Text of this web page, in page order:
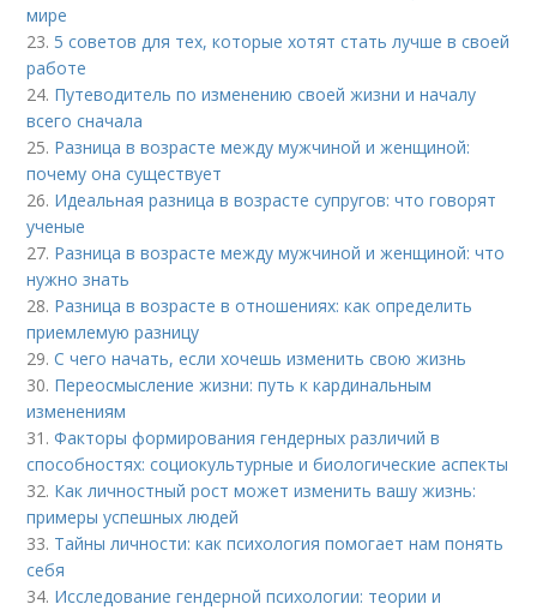
мире
23. 5 советов для тех, которые хотят стать лучше в своей
работе
24. Путеводитель по изменению своей жизни и началу
всего сначала
25. Разница в возрасте между мужчиной и женщиной:
почему она существует
26. Идеальная разница в возрасте супругов: что говорят
ученые
27. Разница в возрасте между мужчиной и женщиной: что
нужно знать
28. Разница в возрасте в отношениях: как определить
приемлемую разницу
29.С чего начать, если хочешь изменить свою жизнь
30. Переосмысление жизни: путь к кардинальным
изменениям
31.Факторы формирования гендерных различий в
способностях: социокультурные и биологические аспекты
32. Как личностный рост может изменить вашу жизнь:
примеры успешных людей
33. Тайны личности: как психология помогает нам понять
себя
34. Исследование гендерной психологии: теории и